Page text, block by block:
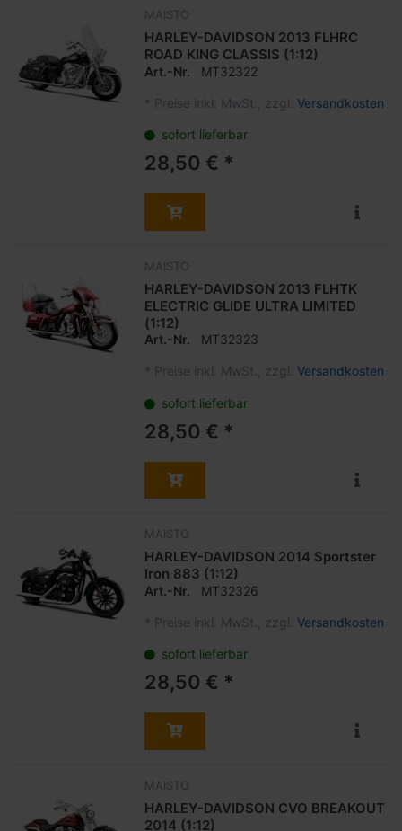
MAISTO
HARLEY-DAVIDSON 2013 FLHRC
ROAD KING CLASSIS (1:12)
Art.-Nr. MT32322
* Preise inkl. MwSt., zzgl. Versandkosten
sofort lieferbar
28,50 € *
MAISTO
HARLEY-DAVIDSON 2013 FLHTK
ELECTRIC GLIDE ULTRA LIMITED
(1:12)
Art.-Nr. MT32323
* Preise inkl. MwSt., zzgl. Versandkosten
sofort lieferbar
28,50 € *
MAISTO
HARLEY-DAVIDSON 2014 Sportster
Iron 883 (1:12)
Art.-Nr. MT32326
* Preise inkl. MwSt., zzgl. Versandkosten
sofort lieferbar
28,50 € *
MAISTO
HARLEY-DAVIDSON CVO BREAKOUT
2014 (1:12)